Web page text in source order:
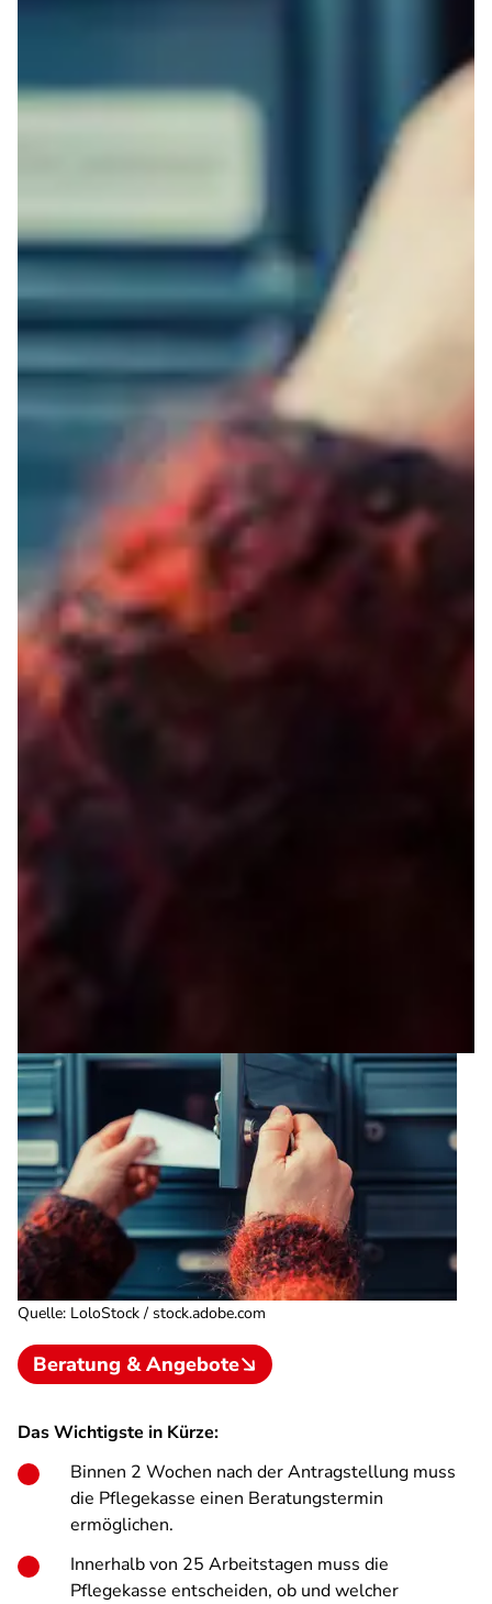
Quelle: LoloStock / stock.adobe.com
Beratung & Angebote
Das Wichtigste in Kürze:
Binnen 2 Wochen nach der Antragstellung muss
die Pflegekasse einen Beratungstermin
ermöglichen.
Innerhalb von 25 Arbeitstagen muss die
Pflegekasse entscheiden, ob und welcher